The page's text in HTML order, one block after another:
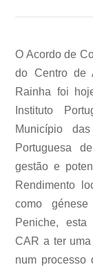
O Acordo de
do Centro de
Rainha foi
Instituto
Município
Portuguesa
gestão e
Rendimento
como
Peniche, esta
CAR a ter
num processo